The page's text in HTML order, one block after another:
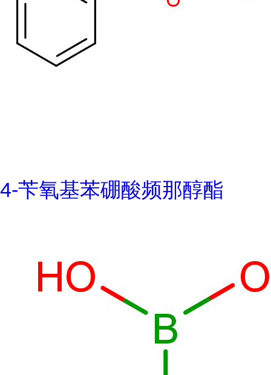
4-苄氧基苯硼酸频那醇酯